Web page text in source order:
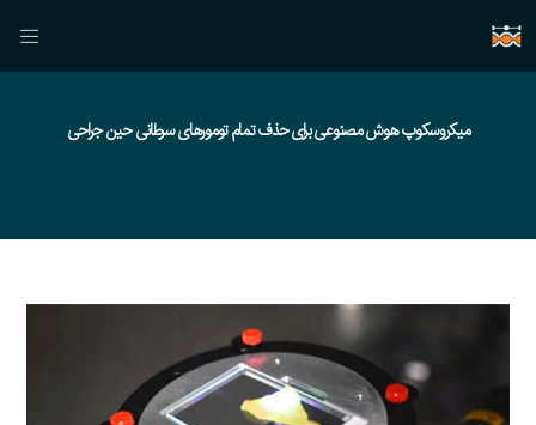
میکروسکوپ هوش مصنوعی برای حذف تمام تومورهای سرطانی حین جراحی